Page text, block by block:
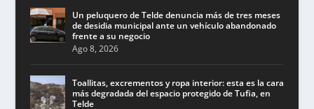
Un peluquero de Telde denuncia más de tres meses
de desidia municipal ante un vehículo abandonado
frente a su negocio
Ago 8, 2026
Toallitas, excrementos y ropa interior: esta es la cara
más degradada del espacio protegido de Tufia, en
Telde